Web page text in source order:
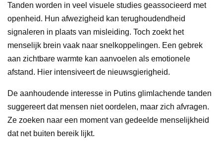
Tanden worden in veel visuele studies geassocieerd met
openheid. Hun afwezigheid kan terughoudendheid
signaleren in plaats van misleiding. Toch zoekt het
menselijk brein vaak naar snelkoppelingen. Een gebrek
aan zichtbare warmte kan aanvoelen als emotionele
afstand. Hier intensiveert de nieuwsgierigheid.
De aanhoudende interesse in Putins glimlachende tanden
suggereert dat mensen niet oordelen, maar zich afvragen.
Ze zoeken naar een moment van gedeelde menselijkheid
dat net buiten bereik lijkt.